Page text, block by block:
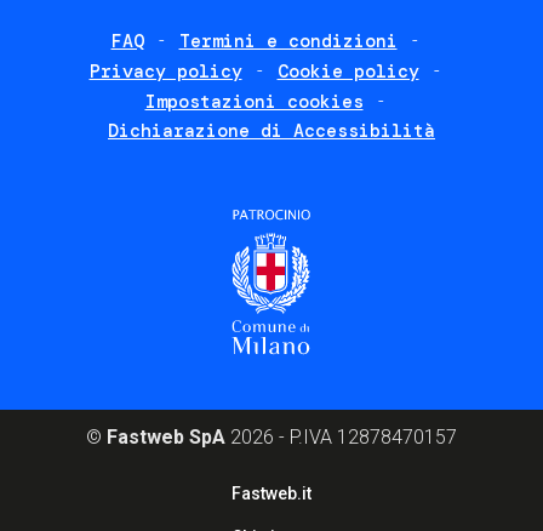
FAQ
Termini e condizioni
Privacy policy
Cookie policy
Impostazioni cookies
Dichiarazione di Accessibilità
© Fastweb SpA 2026 - P.IVA 12878470157
Fastweb.it